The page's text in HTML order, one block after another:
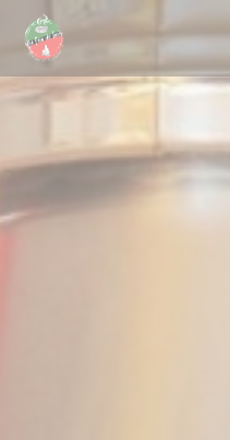
Panel pro správu cookies